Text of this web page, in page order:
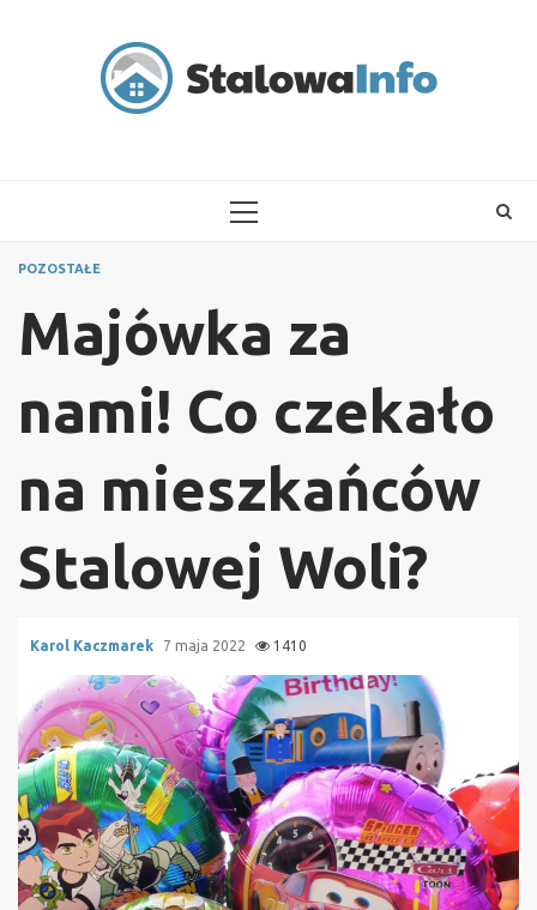
PRIMARY
POZOSTAŁE
Majówka za
nami! Co czekało
na mieszkańców
Stalowej Woli?
Karol Kaczmarek 7 maja 2022 1410